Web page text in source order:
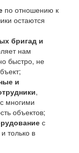
по отношению к
остаются
бригад и
нам
быстро, не
и
,
многими
объектов;
с
только в